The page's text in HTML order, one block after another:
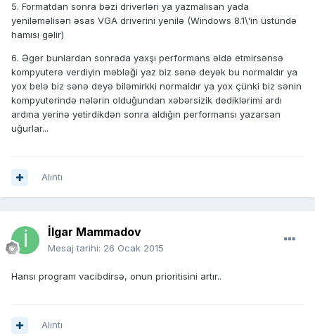
5. Formatdan sonra bəzi driverləri ya yazmalısan yada
yeniləməlisən əsas VGA driverini yenilə (Windows 8.1\'in üstündə
hamısı gəlir)
6. Əgər bunlardan sonrada yaxşı performans əldə etmirsənsə
kompyuterə verdiyin məbləği yaz biz sənə deyək bu normaldır ya
yox belə biz sənə deyə biləmirkki normaldır ya yox çünki biz sənin
kompyuterində nələrin olduğundan xəbərsizik dediklərimi ardı
ardına yerinə yetirdikdən sonra aldığın performansı yazarsan
uğurlar...
Alıntı
İlgar Mammadov
Mesaj tarihi: 26 Ocak 2015
Hansı program vacibdirsə, onun prioritisini artır..
Alıntı